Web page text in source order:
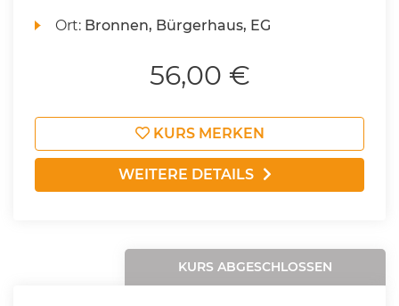
Ort: Bronnen, Bürgerhaus, EG
56,00 €
KURS MERKEN
WEITERE DETAILS
KURS ABGESCHLOSSEN